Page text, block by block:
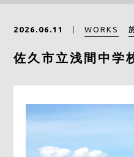
2026.06.11 WORKS
佐久市立浅間中学
ア
コン